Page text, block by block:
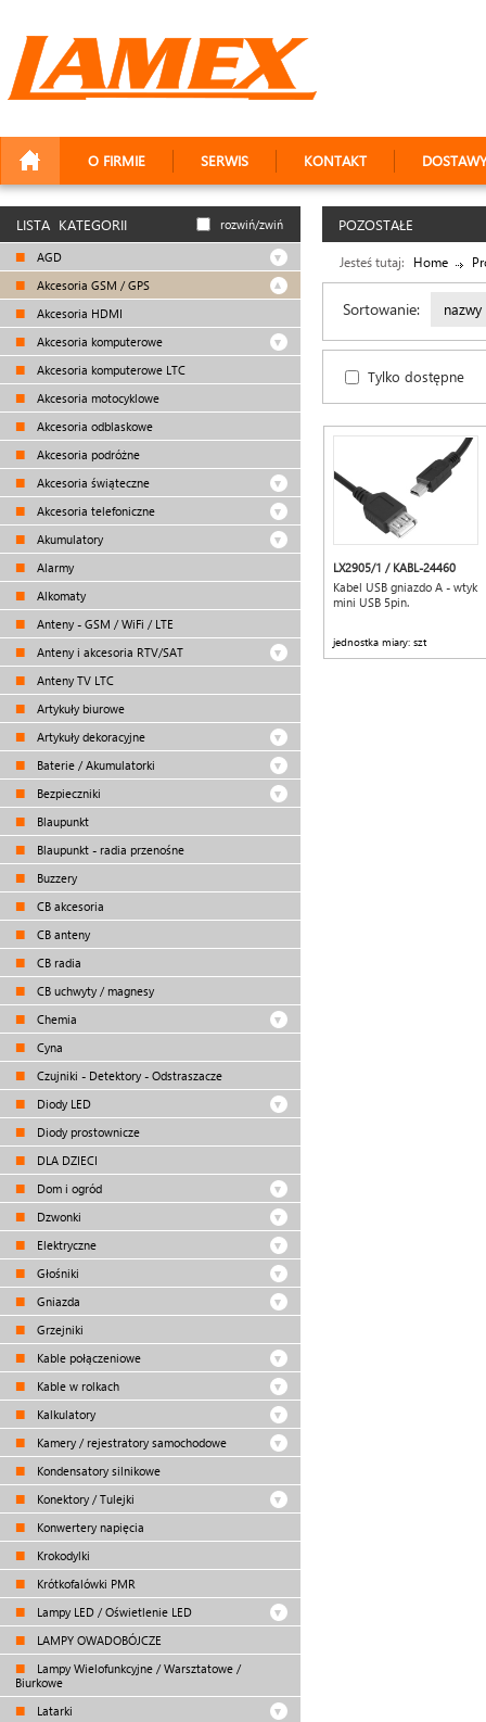
O FIRMIE SERWIS KONTAKT DOSTAWY
LISTA KATEGORII rozwiń/zwiń
AGD
Akcesoria GSM / GPS
Akcesoria HDMI
Akcesoria komputerowe
Akcesoria komputerowe LTC
Akcesoria motocyklowe
Akcesoria odblaskowe
Akcesoria podróżne
Akcesoria świąteczne
Akcesoria telefoniczne
Akumulatory
Alarmy
Alkomaty
Anteny - GSM / WiFi / LTE
Anteny i akcesoria RTV/SAT
Anteny TV LTC
Artykuły biurowe
Artykuły dekoracyjne
Baterie / Akumulatorki
Bezpieczniki
Blaupunkt
Blaupunkt - radia przenośne
Buzzery
CB akcesoria
CB anteny
CB radia
CB uchwyty / magnesy
Chemia
Cyna
Czujniki - Detektory - Odstraszacze
Diody LED
Diody prostownicze
DLA DZIECI
Dom i ogród
Dzwonki
Elektryczne
Głośniki
Gniazda
Grzejniki
Kable połączeniowe
Kable w rolkach
Kalkulatory
Kamery / rejestratory samochodowe
Kondensatory silnikowe
Konektory / Tulejki
Konwertery napięcia
Krokodylki
Krótkofalówki PMR
Lampy LED / Oświetlenie LED
LAMPY OWADOBÓJCZE
Lampy Wielofunkcyjne / Warsztatowe /
Biurkowe
Latarki
POZOSTAŁE
Jesteś tutaj: Home
Sortowanie: nazwy
Tylko dostępne
LX2905/1 / KABL-24460
Kabel USB gniazdo A - wtyk
mini USB 5pin.
jednostka miary: szt